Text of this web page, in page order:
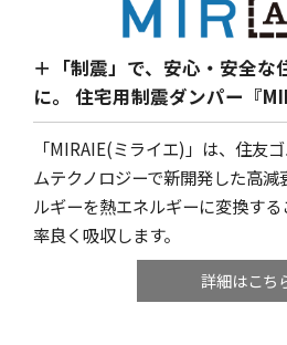
＋「制震」で、安心・安全な
に。 住宅用制震ダンパー『
「MIRAIE(ミライエ)」は、住友
ムテクノロジーで新開発した高
ルギーを熱エネルギーに変換す
率良く吸収します。
詳細はこち